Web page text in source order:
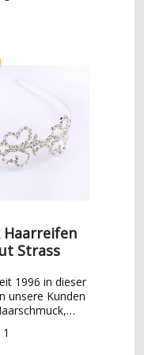
Strass
1996 in dieser
unsere Kunden
Pflege-
haben
1